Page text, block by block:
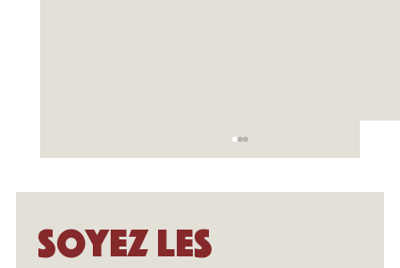
Soyez les